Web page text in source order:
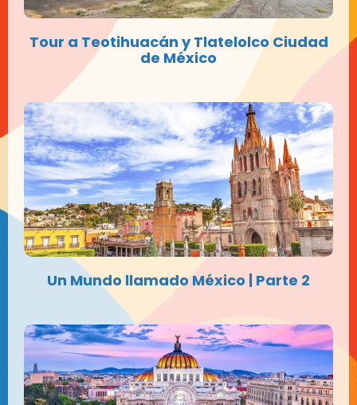
Tour a Teotihuacán y Tlatelolco Ciudad
de México
Un Mundo llamado México | Parte 2